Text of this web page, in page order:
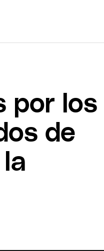
por los
de